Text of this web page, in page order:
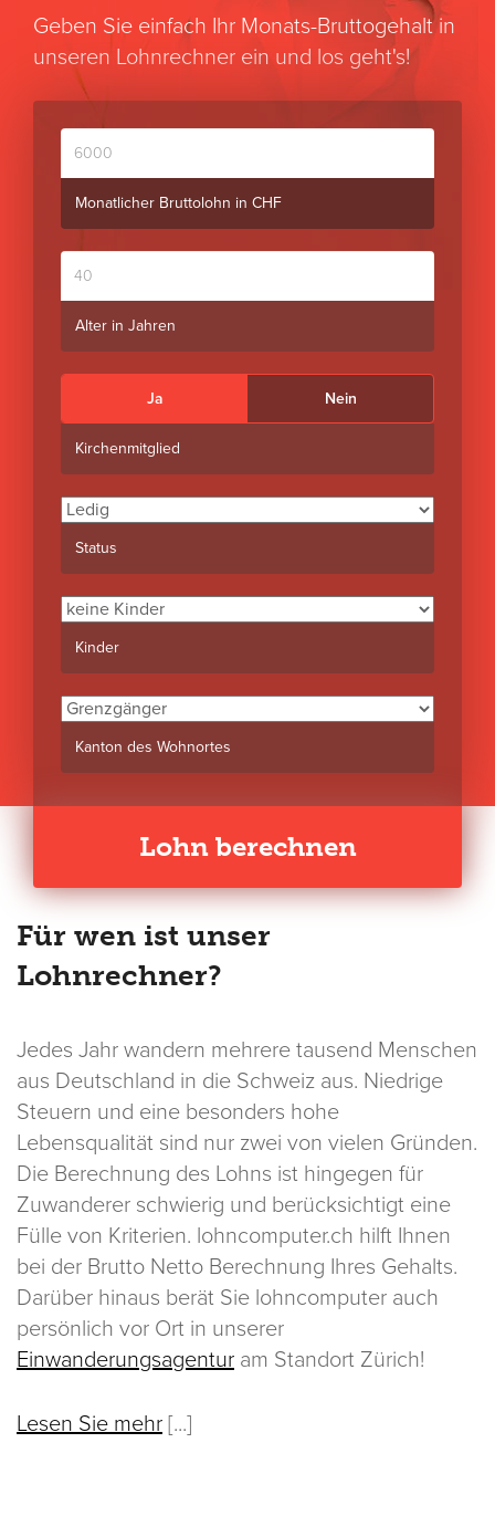
Geben Sie einfach Ihr Monats-Bruttogehalt in
unseren Lohnrechner ein und los geht's!
Bruttolohn
CHF
Monatlicher Bruttolohn in CHF
Alter in Jahren
Ja Nein
Kirchenmitglied
Status
Kinder
Kanton des Wohnortes
Lohn berechnen
Für wen ist unser
Lohnrechner?
Jedes Jahr wandern mehrere tausend Menschen
aus Deutschland in die Schweiz aus. Niedrige
Steuern und eine besonders hohe
Lebensqualität sind nur zwei von vielen Gründen.
Die Berechnung des Lohns ist hingegen für
Zuwanderer schwierig und berücksichtigt eine
Fülle von Kriterien. lohncomputer.ch hilft Ihnen
bei der Brutto Netto Berechnung Ihres Gehalts.
Darüber hinaus berät Sie lohncomputer auch
persönlich vor Ort in unserer
Einwanderungsagentur am Standort Zürich!
Lesen Sie mehr [...]